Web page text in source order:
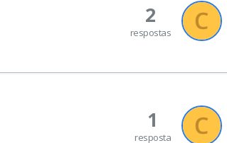
2
respostas
1
resposta